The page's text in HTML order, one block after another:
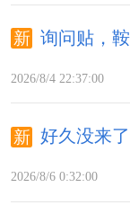
询问贴，
2026/8/4 22:37:00
好久没来
2026/8/6 0:32:00